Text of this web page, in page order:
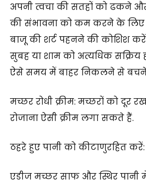
अपनी त्वचा की सतहों को ढकने
की संभावना को कम करने के लिए
बाजू की शर्ट पहनने की कोशिश
सुबह या शाम को अत्यधिक सक्रिय
ऐसे समय में बाहर निकलने से
मच्छर रोधी क्रीम: मच्छरों को दूर
रोजाना ऐसी क्रीम लगा सकते हैं.
ठहरे हुए पानी को कीटाणुरहित करें:
एडीज मच्छर साफ और स्थिर पानी